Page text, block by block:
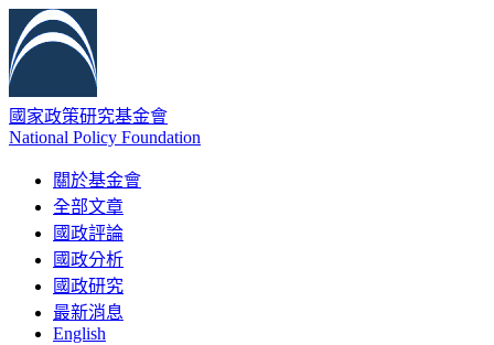
國家政策研究基金會
National Policy Foundation
關於基金會
全部文章
國政評論
國政分析
國政研究
最新消息
English